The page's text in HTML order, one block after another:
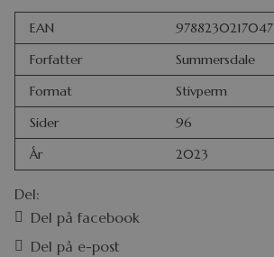
Del:
Del på facebook
Del på e-post
EAN
9788230217047
Forfatter
Summersdale
Format
Stivperm
Sider
96
År
2023